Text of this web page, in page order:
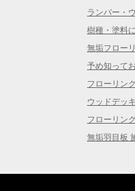
ランバー・
樹種・塗料
無垢フロー
予め知って
フローリン
ウッドデッ
フローリン
無垢羽目板